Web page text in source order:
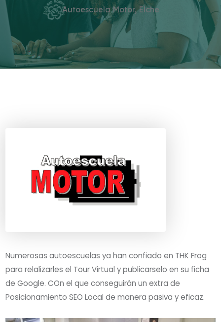
Autoescuela Motor, Elche
Numerosas autoescuelas ya han confiado en THK Frog
para relalizarles el Tour Virtual y publicarselo en su ficha
de Google. COn el que conseguirán un extra de
Posicionamiento SEO Local de manera pasiva y eficaz.